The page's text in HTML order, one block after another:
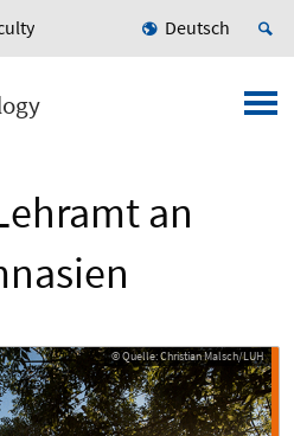
Deutsch
an
© Quelle: Christian Malsch/LUH
© Quelle: Christian Malsch/LUH